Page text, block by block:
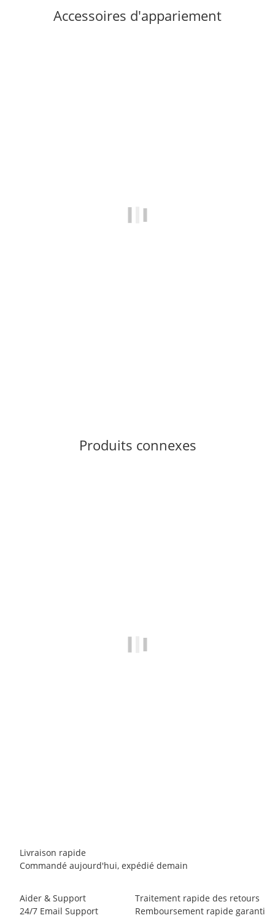
Accessoires d'appariement
Produits connexes
Livraison rapide
Commandé aujourd'hui, expédié demain
Aider & Support
24/7 Email Support
Traitement rapide des retours
Remboursement rapide garanti